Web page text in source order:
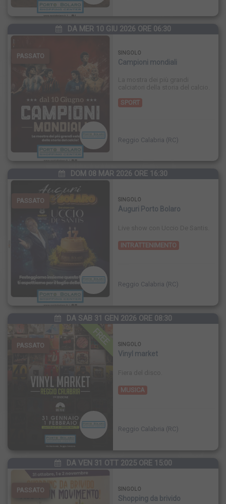
DA MER 10 GIU 2026 ORE 06:30
PASSATO SINGOLO
Campioni mondiali
SPORT
Reggio Calabria (RC)
DOM 08 MAR 2026 ORE 16:30
PASSATO SINGOLO
Auguri Porto Bolaro
INTRATTENIMENTO
Reggio Calabria (RC)
DA SAB 31 GEN 2026 ORE 08:30
FREE
PASSATO SINGOLO
Vinyl market
MUSICA
Reggio Calabria (RC)
DA VEN 31 OTT 2025 ORE 15:00
PASSATO SINGOLO
Shopping da brivido